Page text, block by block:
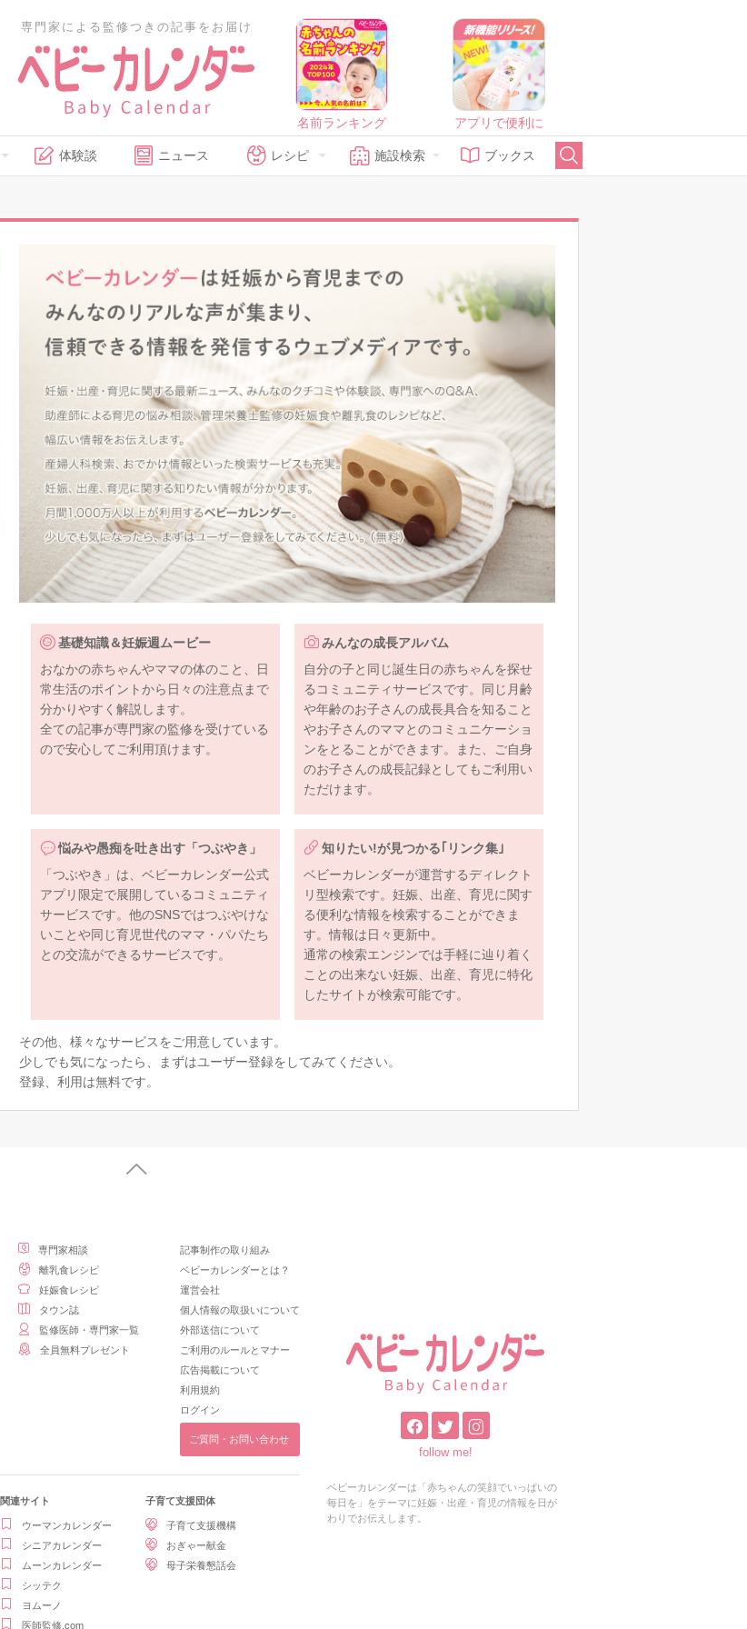
専門家による監修つきの記事をお届け
名前ランキング アプリで便利に
体験談 ニュース レシピ 施設検索 ブックス
基礎知識＆妊娠週ムービー
おなかの赤ちゃんやママの体のこと、日
常生活のポイントから日々の注意点まで
分かりやすく解説します。
全ての記事が専門家の監修を受けている
ので安心してご利用頂けます。
みんなの成長アルバム
自分の子と同じ誕生日の赤ちゃんを探せ
るコミュニティサービスです。同じ月齢
や年齢のお子さんの成長具合を知ること
やお子さんのママとのコミュニケーショ
ンをとることができます。また、ご自身
のお子さんの成長記録としてもご利用い
ただけます。
悩みや愚痴を吐き出す「つぶやき」
「つぶやき」は、ベビーカレンダー公式
アプリ限定で展開しているコミュニティ
サービスです。他のSNSではつぶやけな
いことや同じ育児世代のママ・パパたち
との交流ができるサービスです。
知りたい!が見つかる｢リンク集｣
ベビーカレンダーが運営するディレクト
リ型検索です。妊娠、出産、育児に関す
る便利な情報を検索することができま
す。情報は日々更新中。
通常の検索エンジンでは手軽に辿り着く
ことの出来ない妊娠、出産、育児に特化
したサイトが検索可能です。
その他、様々なサービスをご用意しています。
少しでも気になったら、まずはユーザー登録をしてみてください。
登録、利用は無料です。
専門家相談
離乳食レシピ
妊娠食レシピ
タウン誌
監修医師・専門家一覧
全員無料プレゼント
記事制作の取り組み
ベビーカレンダーとは？
運営会社
個人情報の取扱いについて
外部送信について
ご利用のルールとマナー
広告掲載について
利用規約
ログイン
ご質問・お問い合わせ
関連サイト
ウーマンカレンダー
シニアカレンダー
ムーンカレンダー
シッテク
ヨムーノ
医師監修.com
子育て支援団体
子育て支援機構
おぎゃー献金
母子栄養懇話会
follow me!
ベビーカレンダーは「赤ちゃんの笑顔でいっぱいの
毎日を」をテーマに妊娠・出産・育児の情報を日が
わりでお伝えします。